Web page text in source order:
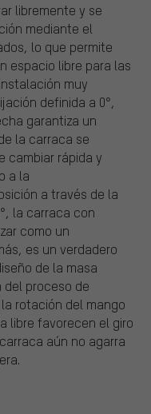
libremente y se
mediante el
lo que permite
espacio libre para las
muy
definida a 0°,
garantiza un
la carraca se
cambiar rápida y
a la
a través de la
la carraca con
como un
es un verdadero
de la masa
proceso de
rotación del mango
libre favorecen el giro
aún no agarra